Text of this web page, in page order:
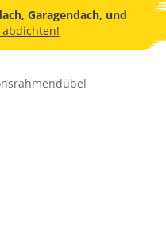
Garagendach, und
abdichten!